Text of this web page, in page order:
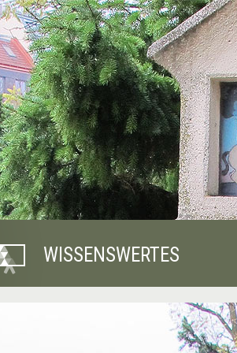
WISSENSWERTES